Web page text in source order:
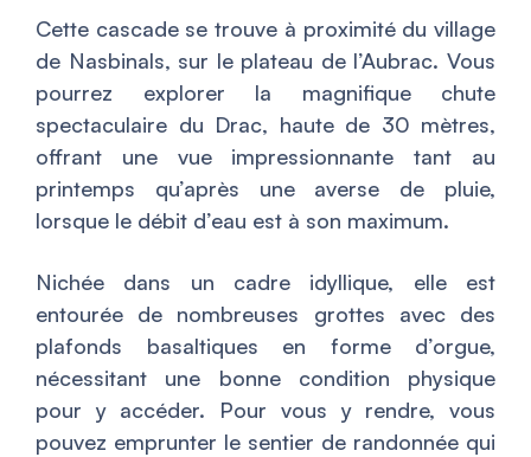
Cette cascade se trouve à proximité du village
de Nasbinals, sur le plateau de l’Aubrac. Vous
pourrez explorer la magnifique chute
spectaculaire du Drac, haute de 30 mètres,
offrant une vue impressionnante tant au
printemps qu’après une averse de pluie,
lorsque le débit d’eau est à son maximum.
Nichée dans un cadre idyllique, elle est
entourée de nombreuses grottes avec des
plafonds basaltiques en forme d’orgue,
nécessitant une bonne condition physique
pour y accéder. Pour vous y rendre, vous
pouvez emprunter le sentier de randonnée qui